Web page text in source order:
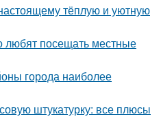
тёплую и уютную
любят посещать местные
города наиболее
штукатурку: все плюсы